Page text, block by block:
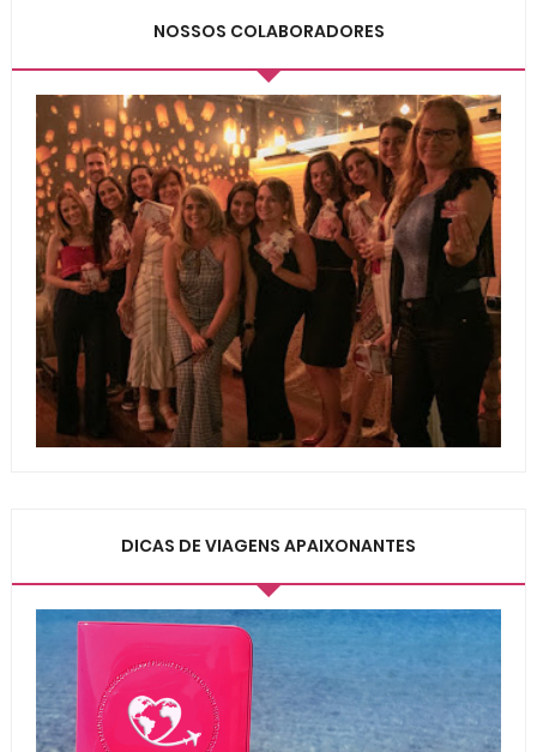
NOSSOS COLABORADORES
DICAS DE VIAGENS APAIXONANTES